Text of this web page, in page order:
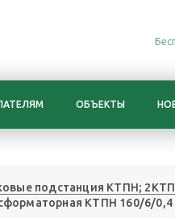
ОБЪЕКТЫ
подстанция КТПН;
КТПН 160/6/